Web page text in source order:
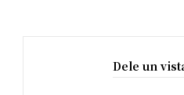
Dele un